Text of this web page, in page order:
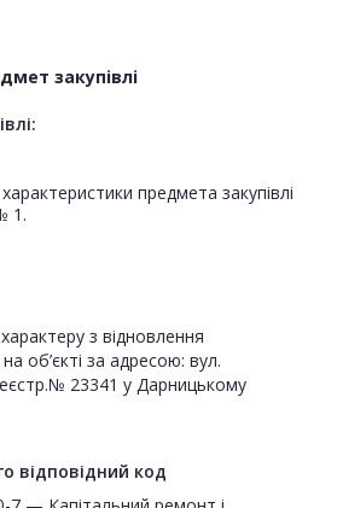
закупівлі
характеристики предмета закупівлі
1.
з відновлення
об’єкті за адресою: вул.
23341 у Дарницькому
відповідний код